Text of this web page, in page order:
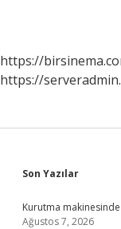
https://
https://
Sidebar
Son Yazılar
Kurutma makinesinde
Ağustos 7, 2026